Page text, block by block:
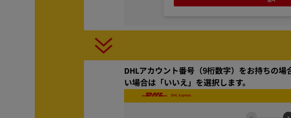
DHLアカウント番号（9桁数字）をお持ちの
い場合は「いいえ」を選択します。